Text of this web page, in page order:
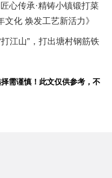
心传承·精铸小镇锻打菜
文化 焕发工艺新活力》
江山”，打出塘村钢筋铁
需谨慎！此文仅供参考，不